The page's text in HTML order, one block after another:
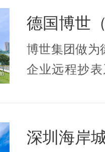
博世集团做为
企业远程抄